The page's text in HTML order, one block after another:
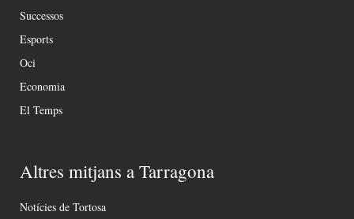
Successos
Esports
Oci
Economia
El Temps
Altres mitjans a Tarragona
Notícies de Tortosa